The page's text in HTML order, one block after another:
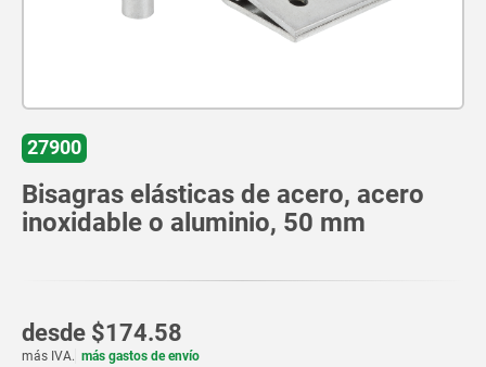
27900
Bisagras elásticas de acero, acero
inoxidable o aluminio, 50 mm
desde $174.58
más IVA. más gastos de envío